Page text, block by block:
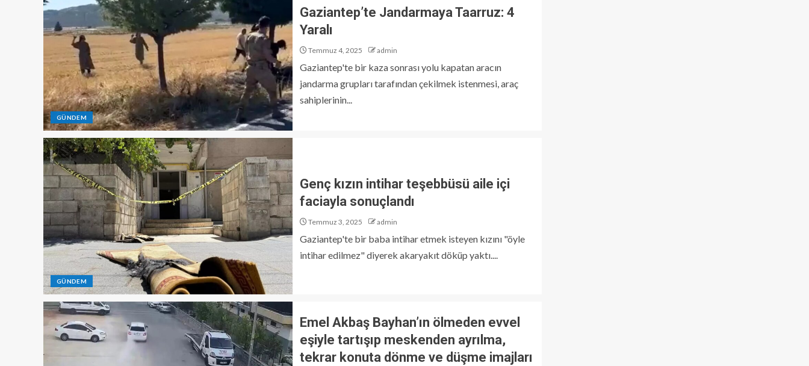
GÜNDEM
Gaziantep’te Jandarmaya Taarruz: 4
Yaralı
Temmuz 4, 2025 admin
Gaziantep'te bir kaza sonrası yolu kapatan aracın
jandarma grupları tarafından çekilmek istenmesi, araç
sahiplerinin...
GÜNDEM
Genç kızın intihar teşebbüsü aile içi
faciayla sonuçlandı
Temmuz 3, 2025 admin
Gaziantep'te bir baba intihar etmek isteyen kızını "öyle
intihar edilmez" diyerek akaryakıt döküp yaktı....
Emel Akbaş Bayhan’ın ölmeden evvel
eşiyle tartışıp meskenden ayrılma,
tekrar konuta dönme ve düşme imajları